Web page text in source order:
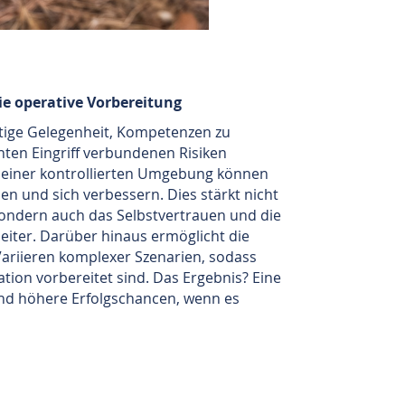
operative Vorbereitung
Gelegenheit, Kompetenzen zu
Eingriff verbundenen Risiken
kontrollierten Umgebung können
und sich verbessern. Dies stärkt nicht
auch das Selbstvertrauen und die
Darüber hinaus ermöglicht die
komplexer Szenarien, sodass
vorbereitet sind. Das Ergebnis? Eine
höhere Erfolgschancen, wenn es